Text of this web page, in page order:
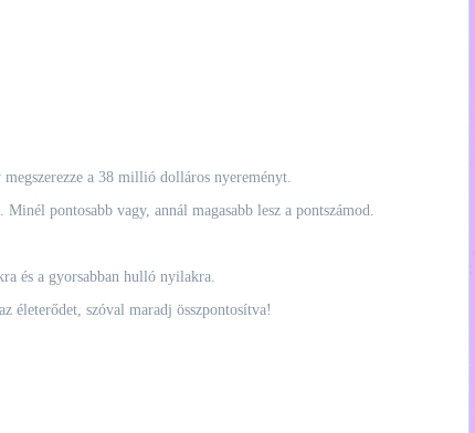
a 38 millió dolláros nyereményt.
pontosabb vagy, annál magasabb lesz a pontszámod.
és a gyorsabban hulló nyilakra.
életerődet, szóval maradj összpontosítva!